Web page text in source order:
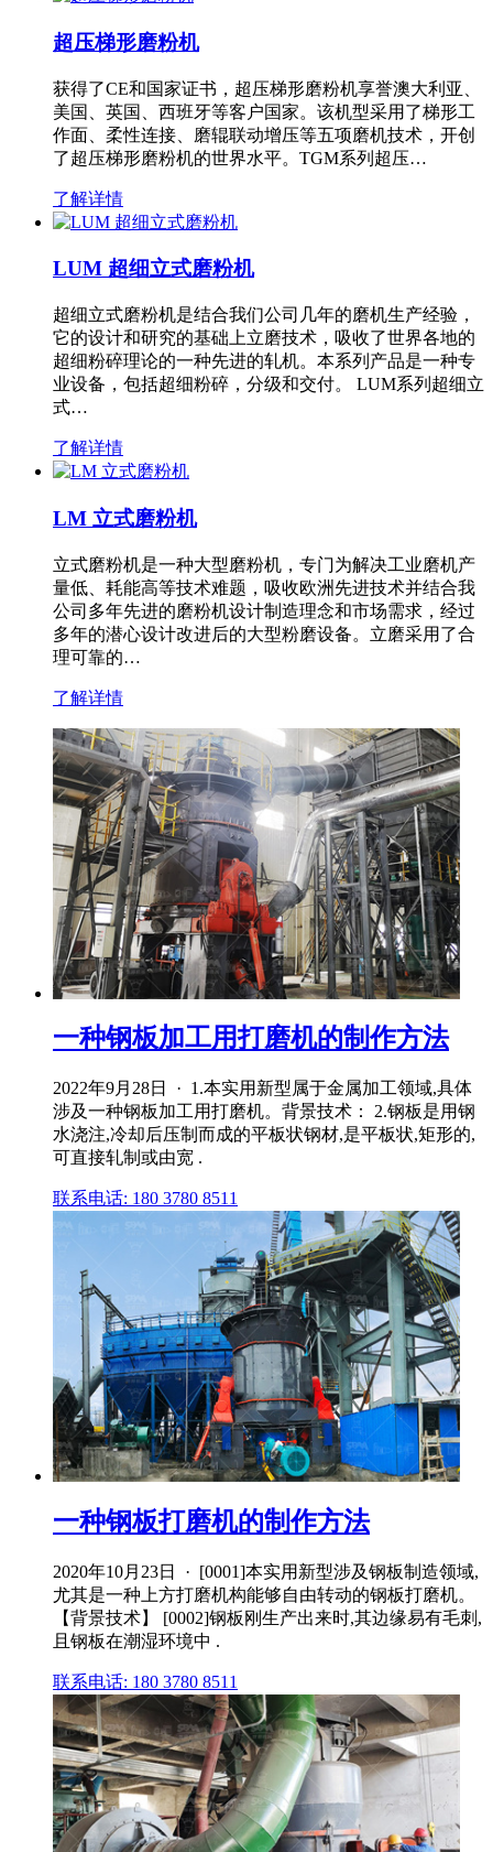
超压梯形磨粉机
获得了CE和国家证书，超压梯形磨粉机享誉澳大利亚、
美国、英国、西班牙等客户国家。该机型采用了梯形工
作面、柔性连接、磨辊联动增压等五项磨机技术，开创
了超压梯形磨粉机的世界水平。TGM系列超压…
了解详情
LUM 超细立式磨粉机
超细立式磨粉机是结合我们公司几年的磨机生产经验，
它的设计和研究的基础上立磨技术，吸收了世界各地的
超细粉碎理论的一种先进的轧机。本系列产品是一种专
业设备，包括超细粉碎，分级和交付。 LUM系列超细立
式…
了解详情
LM 立式磨粉机
立式磨粉机是一种大型磨粉机，专门为解决工业磨机产
量低、耗能高等技术难题，吸收欧洲先进技术并结合我
公司多年先进的磨粉机设计制造理念和市场需求，经过
多年的潜心设计改进后的大型粉磨设备。立磨采用了合
理可靠的…
了解详情
一种钢板加工用打磨机的制作方法
2022年9月28日 · 1.本实用新型属于金属加工领域,具体
涉及一种钢板加工用打磨机。背景技术： 2.钢板是用钢
水浇注,冷却后压制而成的平板状钢材,是平板状,矩形的,
可直接轧制或由宽 .
联系电话: 180 3780 8511
一种钢板打磨机的制作方法
2020年10月23日 · [0001]本实用新型涉及钢板制造领域,
尤其是一种上方打磨机构能够自由转动的钢板打磨机。
【背景技术】 [0002]钢板刚生产出来时,其边缘易有毛刺,
且钢板在潮湿环境中 .
联系电话: 180 3780 8511